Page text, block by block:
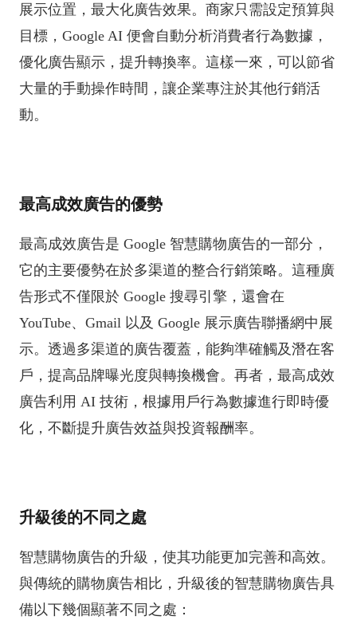
展示位置，最大化廣告效果。商家只需設定預算與
目標，Google AI 便會自動分析消費者行為數據，
優化廣告顯示，提升轉換率。這樣一來，可以節省
大量的手動操作時間，讓企業專注於其他行銷活
動。
最高成效廣告的優勢
最高成效廣告是 Google 智慧購物廣告的一部分，
它的主要優勢在於多渠道的整合行銷策略。這種廣
告形式不僅限於 Google 搜尋引擎，還會在
YouTube、Gmail 以及 Google 展示廣告聯播網中展
示。透過多渠道的廣告覆蓋，能夠準確觸及潛在客
戶，提高品牌曝光度與轉換機會。再者，最高成效
廣告利用 AI 技術，根據用戶行為數據進行即時優
化，不斷提升廣告效益與投資報酬率。
升級後的不同之處
智慧購物廣告的升級，使其功能更加完善和高效。
與傳統的購物廣告相比，升級後的智慧購物廣告具
備以下幾個顯著不同之處：